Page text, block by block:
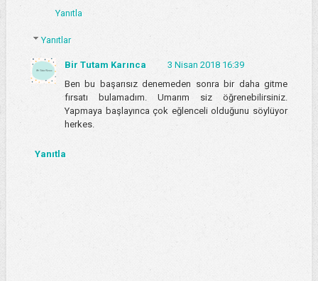
Yanıtla
Yanıtlar
Bir Tutam Karınca
3 Nisan 2018 16:39
Ben bu başarısız denemeden sonra bir daha gitme
fırsatı bulamadım. Umarım siz öğrenebilirsiniz.
Yapmaya başlayınca çok eğlenceli olduğunu söylüyor
herkes.
Yanıtla